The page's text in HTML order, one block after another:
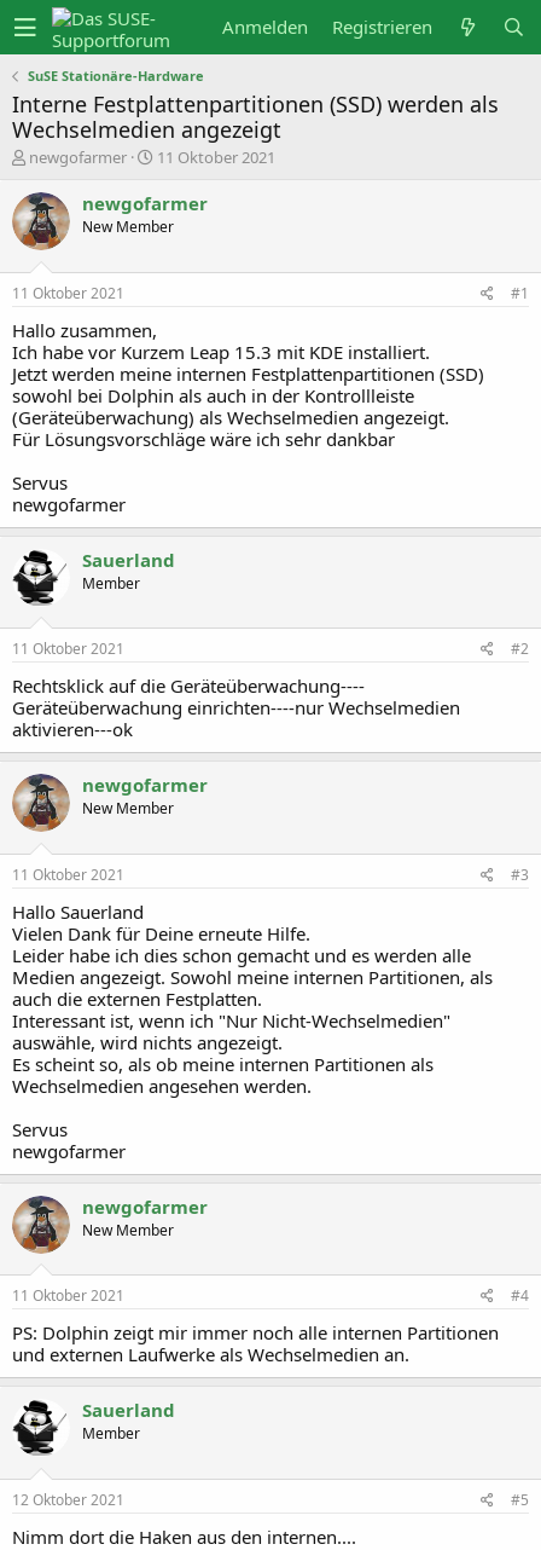
Anmelden Registrieren
SuSE Stationäre-Hardware
Interne Festplattenpartitionen (SSD) werden als
Wechselmedien angezeigt
E
s
t
e
l
e
r
newgofarmer
E
t
e
11 Oktober 2021
newgofarmer
New Member
11 Oktober 2021 #1
Hallo zusammen,
Ich habe vor Kurzem Leap 15.3 mit KDE installiert.
Jetzt werden meine internen Festplattenpartitionen (SSD)
sowohl bei Dolphin als auch in der Kontrollleiste
(Geräteüberwachung) als Wechselmedien angezeigt.
Für Lösungsvorschläge wäre ich sehr dankbar
Servus
newgofarmer
Sauerland
Member
11 Oktober 2021 #2
Rechtsklick auf die Geräteüberwachung----
Geräteüberwachung einrichten----nur Wechselmedien
aktivieren---ok
newgofarmer
New Member
11 Oktober 2021 #3
Hallo Sauerland
Vielen Dank für Deine erneute Hilfe.
Leider habe ich dies schon gemacht und es werden alle
Medien angezeigt. Sowohl meine internen Partitionen, als
auch die externen Festplatten.
Interessant ist, wenn ich "Nur Nicht-Wechselmedien"
auswähle, wird nichts angezeigt.
Es scheint so, als ob meine internen Partitionen als
Wechselmedien angesehen werden.
Servus
newgofarmer
newgofarmer
New Member
11 Oktober 2021 #4
PS: Dolphin zeigt mir immer noch alle internen Partitionen
und externen Laufwerke als Wechselmedien an.
Sauerland
Member
12 Oktober 2021 #5
Nimm dort die Haken aus den internen....